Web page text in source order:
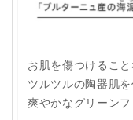
お肌を傷つけるこ
ツルツルの陶器肌
爽やかなグリーンフ